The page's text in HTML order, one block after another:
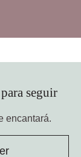
seguir
encantará.